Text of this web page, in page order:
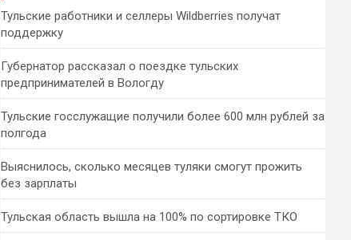
Тульские работники и селлеры Wildberries получат
поддержку
Губернатор рассказал о поездке тульских
предпринимателей в Вологду
Тульские госслужащие получили более 600 млн рублей за
полгода
Выяснилось, сколько месяцев туляки смогут прожить
без зарплаты
Тульская область вышла на 100% по сортировке ТКО